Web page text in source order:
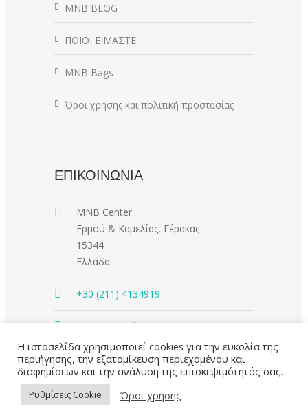
MNB BLOG
ΠΟΙΟΙ ΕΙΜΑΣΤΕ
MNB Bags
Όροι χρήσης και πολιτική προστασίας
ΕΠΙΚΟΙΝΩΝΙΑ
MNB Center
Ερμού & Καμελίας, Γέρακας
15344
Ελλάδα.
+30 (211) 4134919
contact@mnbcenter.gr
Η ιστοσελίδα χρησιμοποιεί cookies για την ευκολία της
περιήγησης, την εξατομίκευση περιεχομένου και
διαφημίσεων και την ανάλυση της επισκεψιμότητάς σας.
Ρυθμίσεις Cookie Όροι χρήσης